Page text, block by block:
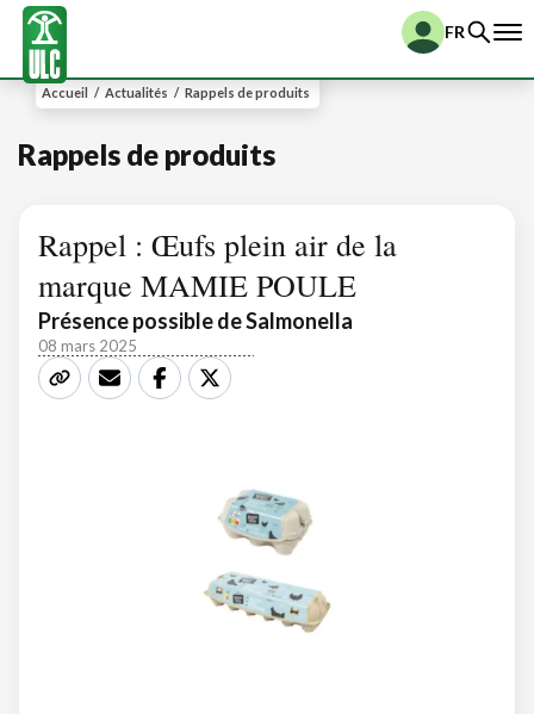
FR
Accueil / Actualités / Rappels de produits
Rappels de produits
Rappel : Œufs plein air de la
marque MAMIE POULE
Présence possible de Salmonella
08 mars 2025